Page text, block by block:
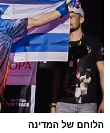
הלוחם של המדינה